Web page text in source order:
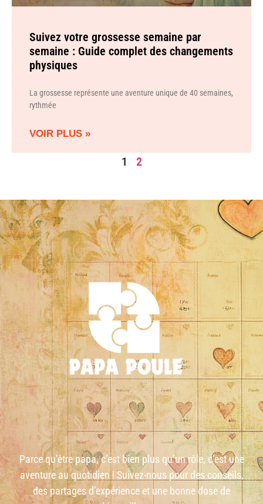
Suivez votre grossesse semaine par
semaine : Guide complet des changements
physiques
La grossesse représente une aventure unique de 40 semaines,
rythmée
VOIR PLUS »
1 2
Parce qu’être papa, c’est bien plus qu’un rôle, c’est une
aventure au quotidien ! Suivez-nous pour des conseils,
des partages d’expérience et une bonne dose de